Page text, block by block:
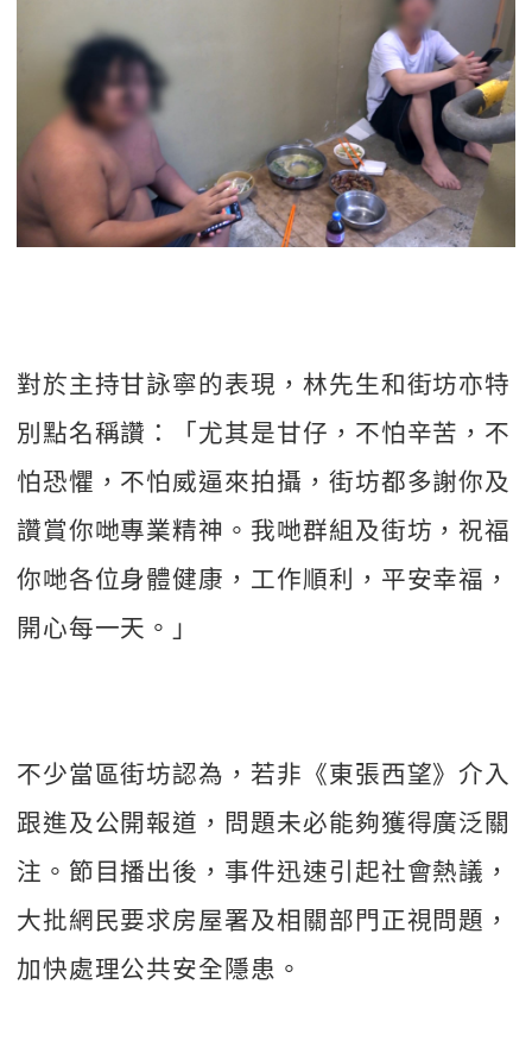
對於主持甘詠寧的表現，林先生和街坊亦特
別點名稱讚：「尤其是甘仔，不怕辛苦，不
怕恐懼，不怕威逼來拍攝，街坊都多謝你及
讚賞你哋專業精神。我哋群組及街坊，祝福
你哋各位身體健康，工作順利，平安幸福，
開心每一天。」
不少當區街坊認為，若非《東張西望》介入
跟進及公開報道，問題未必能夠獲得廣泛關
注。節目播出後，事件迅速引起社會熱議，
大批網民要求房屋署及相關部門正視問題，
加快處理公共安全隱患。